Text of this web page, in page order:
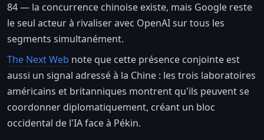
84 — la concurrence chinoise existe, mais Google reste
le seul acteur à rivaliser avec OpenAI sur tous les
segments simultanément.
The Next Web note que cette présence conjointe est
aussi un signal adressé à la Chine : les trois laboratoires
américains et britanniques montrent qu'ils peuvent se
coordonner diplomatiquement, créant un bloc
occidental de l'IA face à Pékin.